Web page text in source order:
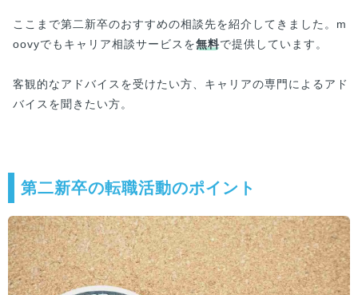
ここまで第二新卒のおすすめの相談先を紹介してきました。m
oovyでもキャリア相談サービスを無料で提供しています。
客観的なアドバイスを受けたい方、キャリアの専門によるアド
バイスを聞きたい方。
第二新卒の転職活動のポイント